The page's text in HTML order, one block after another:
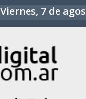
Viernes, 7 de